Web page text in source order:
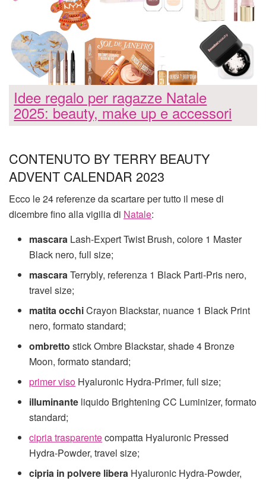
Idee regalo per ragazze Natale
2025: beauty, make up e accessori
CONTENUTO BY TERRY BEAUTY
ADVENT CALENDAR 2023
Ecco le 24 referenze da scartare per tutto il mese di
dicembre fino alla vigilia di Natale:
mascara Lash-Expert Twist Brush, colore 1 Master
Black nero, full size;
mascaraTerrybly, referenza 1 Black Parti-Pris nero,
travel size;
matita occhiCrayon Blackstar, nuance 1 Black Print
nero, formato standard;
ombretto stick Ombre Blackstar, shade 4 Bronze
Moon, formato standard;
primer viso Hyaluronic Hydra-Primer, full size;
illuminante liquido Brightening CC Luminizer, formato
standard;
cipria trasparentecompatta Hyaluronic Pressed
Hydra-Powder, travel size;
cipria in polvere libera Hyaluronic Hydra-Powder,